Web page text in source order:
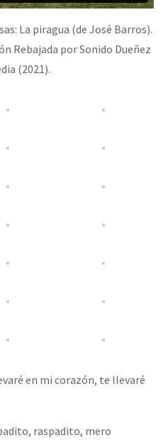
(Las poblaciones y
La piragua (de José Barros).
Rebajada por Sonido Dueñez
(2021).
en mi corazón, te llevaré
raspadito, mero